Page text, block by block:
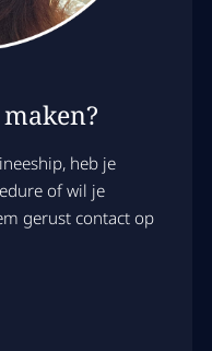
heb je
of wil je
gerust contact op